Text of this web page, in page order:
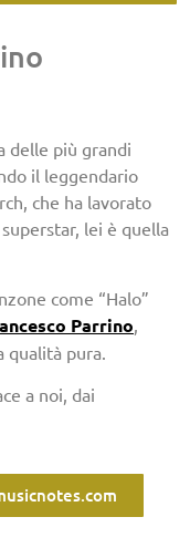
delle più grandi
il leggendario
che ha lavorato
lei è quella
come “Halo”
Parrino
qualità pura.
a noi, dai